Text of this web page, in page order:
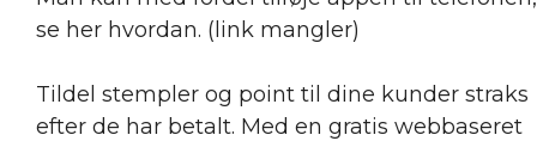
se her hvordan. (link mangler)
Tildel stempler og point til dine kunder straks
efter de har betalt. Med en gratis webbaseret